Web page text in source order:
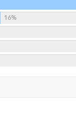
가들에게도 매우
가지 않은 길 앞
대한 효율적 대
수록 하방을 방어
시나리오를 통해
16%